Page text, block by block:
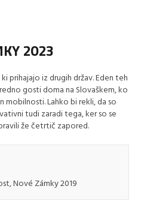
2023
prihajajo iz drugih držav. Eden teh
gosti doma na Slovaškem, ko
Lahko bi rekli, da so
tudi zaradi tega, ker so se
že četrtič zapored.
Nové Zámky 2019